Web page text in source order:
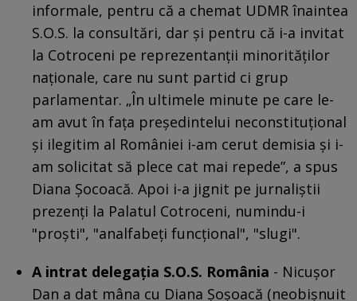
informale, pentru că a chemat UDMR înaintea
S.O.S. la consultări, dar și pentru că i-a invitat
la Cotroceni pe reprezentanții minorităților
naționale, care nu sunt partid ci grup
parlamentar. „În ultimele minute pe care le-
am avut în fața președintelui neconstituțional
și ilegitim al României i-am cerut demisia și i-
am solicitat să plece cat mai repede”, a spus
Diana Șocoacă. Apoi i-a jignit pe jurnaliştii
prezenţi la Palatul Cotroceni, numindu-i
"proşti", "analfabeţi funcţional", "slugi".
A intrat delegaţia S.O.S. România - Nicușor
Dan a dat mâna cu Diana Șoșoacă (neobișnuit